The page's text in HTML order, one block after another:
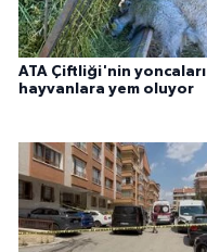
ATA Çiftliği'nin yoncaları
hayvanlara yem oluyor